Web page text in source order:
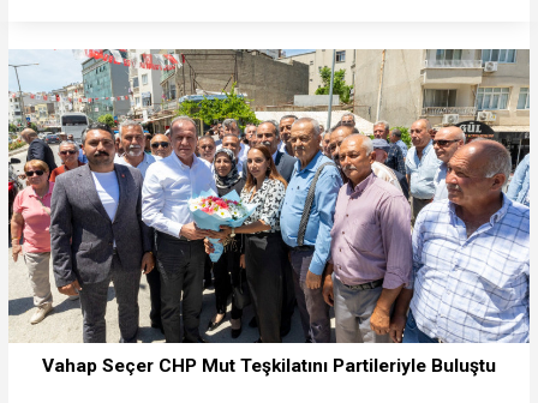
Vahap Seçer CHP Mut Teşkilatını Partileriyle Buluştu